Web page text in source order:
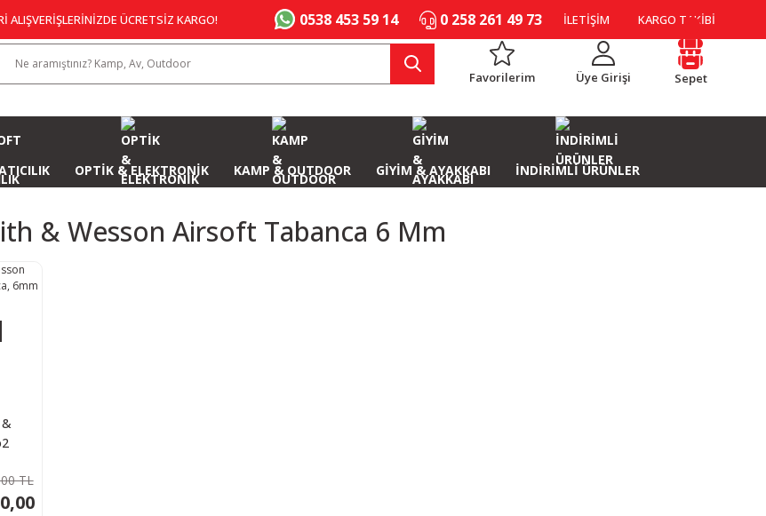
ALIŞVERİŞLERİNİZDE ÜCRETSİZ KARGO! 0538 453 59 14 0 258 261 49 73 İLETİŞİM KARGO TAKİBİ
Favorilerim Üye Girişi Sepet
OPTİK & ELEKTRONİK KAMP & OUTDOOR GİYİM & AYAKKABI İNDİRİMLİ ÜRÜNLER
& Wesson Airsoft Tabanca 6 Mm
&
TL